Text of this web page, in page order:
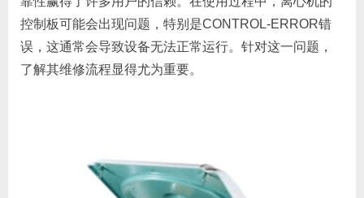
控制板可能会出现问题，特别是CONTROL-ERROR错
误，这通常会导致设备无法正常运行。针对这一问题，
了解其维修流程显得尤为重要。